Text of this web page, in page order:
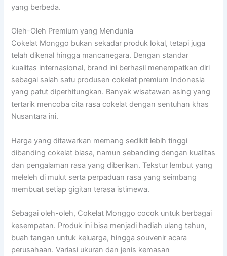
yang berbeda.
Oleh-Oleh Premium yang Mendunia
Cokelat Monggo bukan sekadar produk lokal, tetapi juga
telah dikenal hingga mancanegara. Dengan standar
kualitas internasional, brand ini berhasil menempatkan diri
sebagai salah satu produsen cokelat premium Indonesia
yang patut diperhitungkan. Banyak wisatawan asing yang
tertarik mencoba cita rasa cokelat dengan sentuhan khas
Nusantara ini.
Harga yang ditawarkan memang sedikit lebih tinggi
dibanding cokelat biasa, namun sebanding dengan kualitas
dan pengalaman rasa yang diberikan. Tekstur lembut yang
meleleh di mulut serta perpaduan rasa yang seimbang
membuat setiap gigitan terasa istimewa.
Sebagai oleh-oleh, Cokelat Monggo cocok untuk berbagai
kesempatan. Produk ini bisa menjadi hadiah ulang tahun,
buah tangan untuk keluarga, hingga souvenir acara
perusahaan. Variasi ukuran dan jenis kemasan